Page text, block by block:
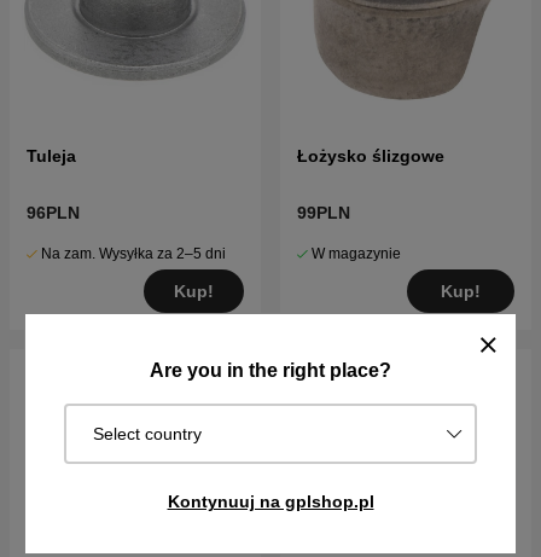
Are you in the right place?
Select country
Kontynuuj na gplshop.pl
Tuleja
96PLN
Na zam. Wysyłka za 2–5 dni
Kup!
Łożysko ślizgowe
99PLN
W magazynie
Kup!